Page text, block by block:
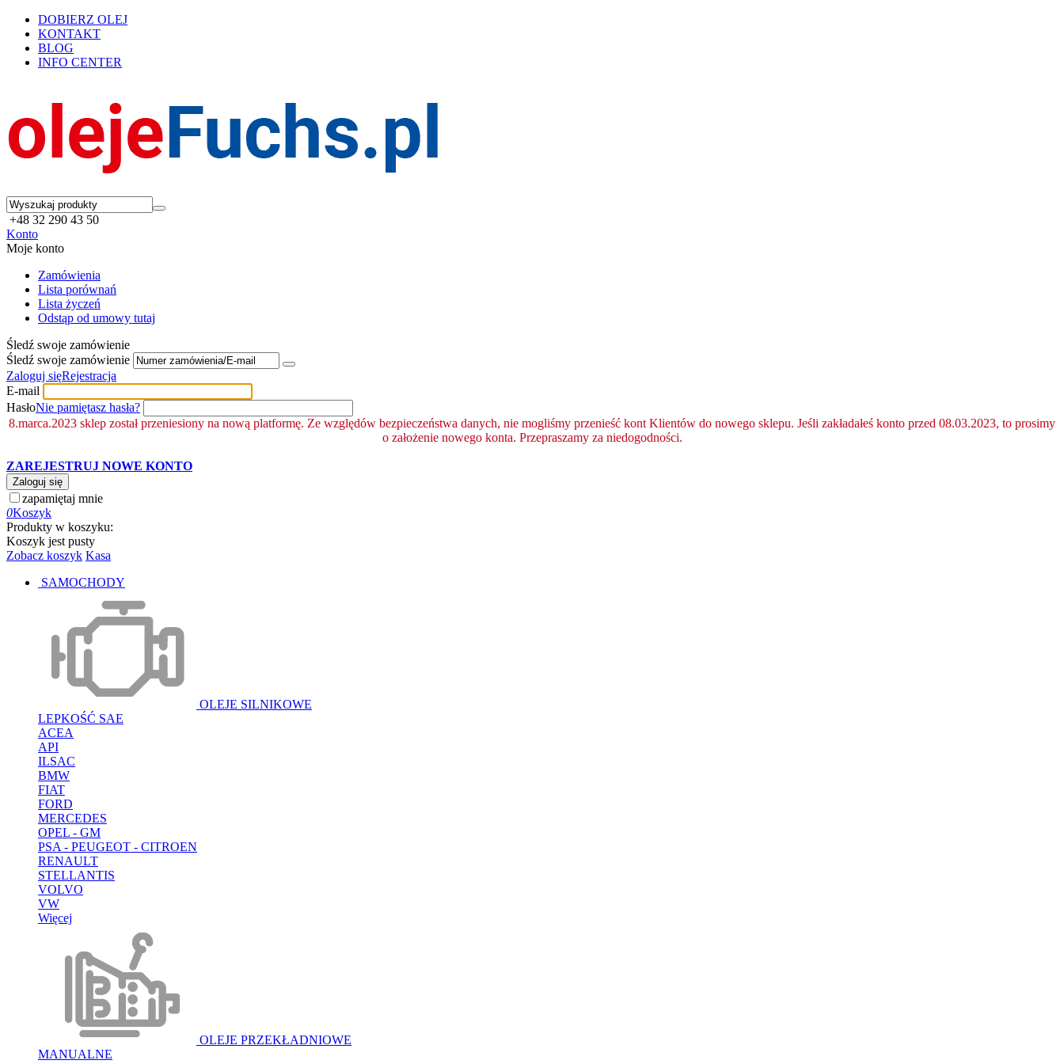
DOBIERZ OLEJ
KONTAKT
BLOG
INFO CENTER
+48 32 290 43 50
Konto
Moje konto
Zamówienia
Lista porównań
Lista życzeń
Odstąp od umowy tutaj
Śledź swoje zamówienie
Śledź swoje zamówienie
Zaloguj sięRejestracja
E-mail
HasłoNie pamiętasz hasła?
8.marca.2023 sklep został przeniesiony na nową platformę. Ze względów bezpieczeństwa danych, nie mogliśmy przenieść kont Klientów do nowego sklepu. Jeśli zakładałeś konto przed 08.03.2023, to prosimy
o założenie nowego konta. Przepraszamy za niedogodności.
ZAREJESTRUJ NOWE KONTO
Zaloguj się
zapamiętaj mnie
0Koszyk
Produkty w koszyku:
Koszyk jest pusty
Zobacz koszyk Kasa
SAMOCHODY
OLEJE SILNIKOWE
LEPKOŚĆ SAE
ACEA
API
ILSAC
BMW
FIAT
FORD
MERCEDES
OPEL - GM
PSA - PEUGEOT - CITROEN
RENAULT
STELLANTIS
VOLVO
VW
Więcej
OLEJE PRZEKŁADNIOWE
MANUALNE